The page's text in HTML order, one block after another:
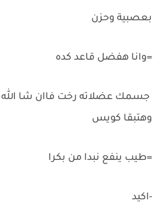
بعصبية وحزن
=وانا هفضل قاعد كده
جسمك عضلاته رخت فاان شا الله
وهتبقا كويس
=طيب ينفع نبدا من بكرا
-اكيد